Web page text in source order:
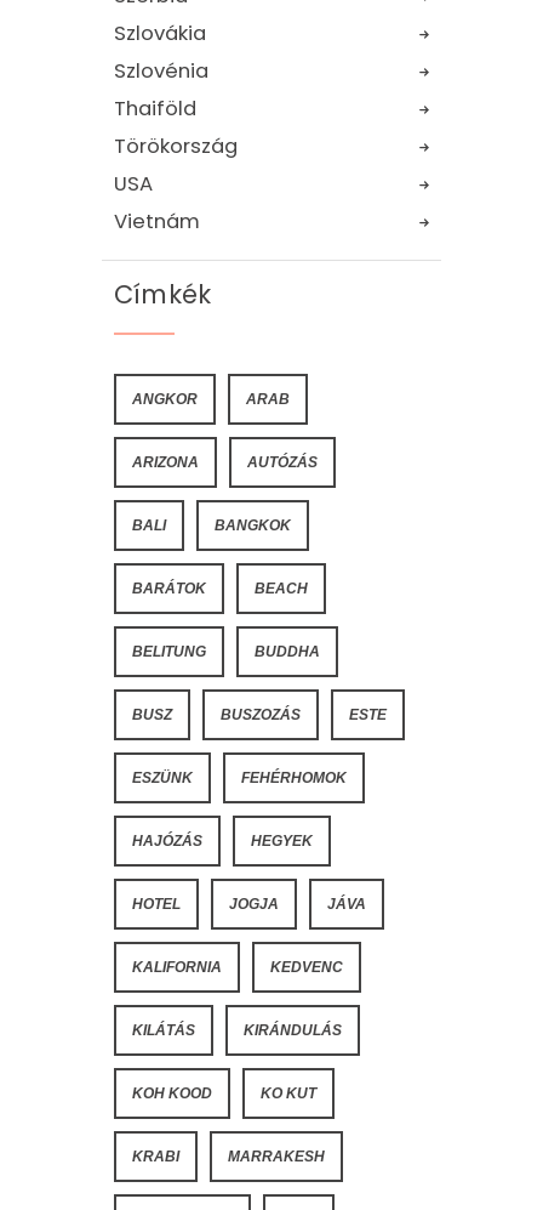
Szlovákia
Szlovénia
Thaiföld
Törökország
USA
Vietnám
Címkék
ANGKOR ARAB
ARIZONA AUTÓZÁS
BALI BANGKOK
BARÁTOK BEACH
BELITUNG BUDDHA
BUSZ BUSZOZÁS ESTE
ESZÜNK FEHÉRHOMOK
HAJÓZÁS HEGYEK
HOTEL JOGJA JÁVA
KALIFORNIA KEDVENC
KILÁTÁS KIRÁNDULÁS
KOH KOOD KO KUT
KRABI MARRAKESH